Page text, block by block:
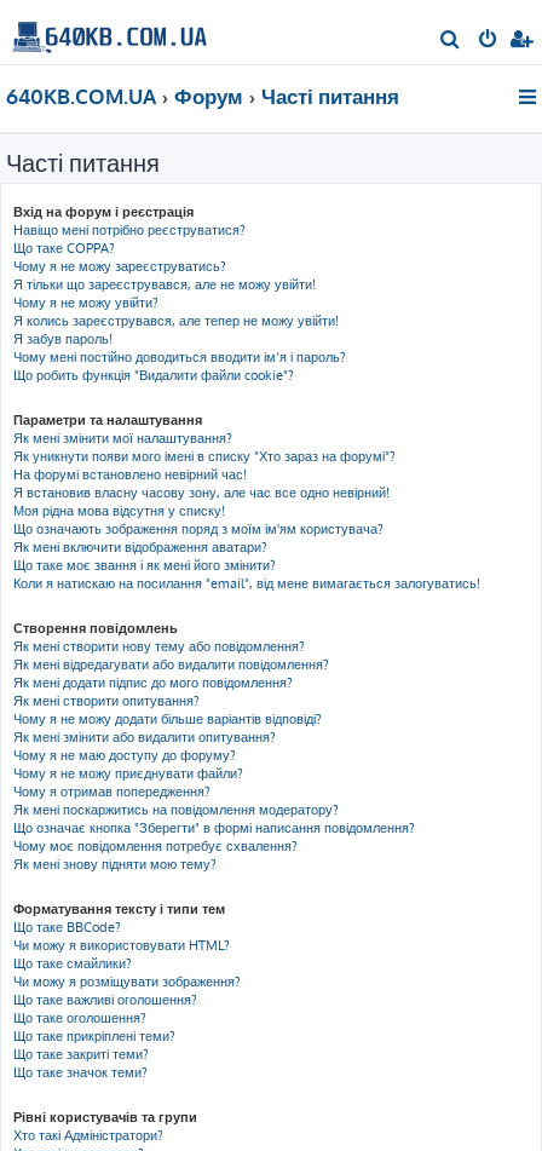
о
640KB.COM.UA Форум Часті питання
Часті питання
Вхід на форум і реєстрація
Навіщо мені потрібно реєструватися?
Що таке COPPA?
Чому я не можу зареєструватись?
Я тільки що зареєструвався, але не можу увійти!
Чому я не можу увійти?
Я колись зареєструвався, але тепер не можу увійти!
Я забув пароль!
Чому мені постійно доводиться вводити ім’я і пароль?
Що робить функція "Видалити файли cookie"?
Параметри та налаштування
Як мені змінити мої налаштування?
Як уникнути появи мого імені в списку "Хто зараз на форумі"?
На форумі встановлено невірний час!
Я встановив власну часову зону, але час все одно невірний!
Моя рідна мова відсутня у списку!
Що означають зображення поряд з моїм ім'ям користувача?
Як мені включити відображення аватари?
Що таке моє звання і як мені його змінити?
Коли я натискаю на посилання "email", від мене вимагається залогуватись!
Створення повідомлень
Як мені створити нову тему або повідомлення?
Як мені відредагувати або видалити повідомлення?
Як мені додати підпис до мого повідомлення?
Як мені створити опитування?
Чому я не можу додати більше варіантів відповіді?
Як мені змінити або видалити опитування?
Чому я не маю доступу до форуму?
Чому я не можу приєднувати файли?
Чому я отримав попередження?
Як мені поскаржитись на повідомлення модератору?
Що означає кнопка "Зберегти" в формі написання повідомлення?
Чому моє повідомлення потребує схвалення?
Як мені знову підняти мою тему?
Форматування тексту і типи тем
Що таке BBCode?
Чи можу я використовувати HTML?
Що таке смайлики?
Чи можу я розміщувати зображення?
Що таке важливі оголошення?
Що таке оголошення?
Що таке прикріплені теми?
Що таке закриті теми?
Що таке значок теми?
Рівні користувачів та групи
Хто такі Адміністратори?